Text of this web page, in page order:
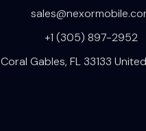
+1 (305) 897-2952
Coral Gables, FL 33133